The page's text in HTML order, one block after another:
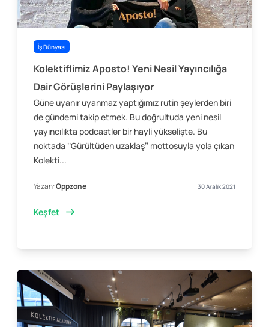
İş Dünyası
Kolektiflimiz Aposto! Yeni Nesil Yayıncılığa
Dair Görüşlerini Paylaşıyor
Güne uyanır uyanmaz yaptığımız rutin şeylerden biri
de gündemi takip etmek. Bu doğrultuda yeni nesil
yayıncılıkta podcastler bir hayli yükselişte. Bu
noktada ‘‘Gürültüden uzaklaş’’ mottosuyla yola çıkan
Kolekti...
Yazan:Oppzone 30 Aralık 2021
Keşfet